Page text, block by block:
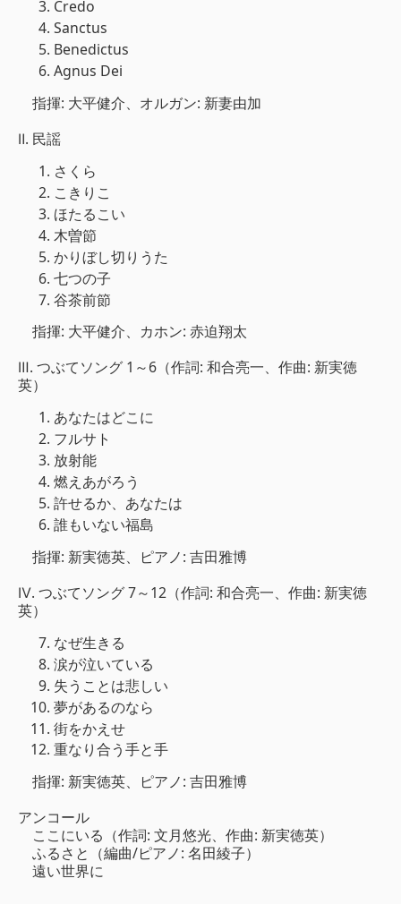
Credo
Sanctus
Benedictus
Agnus Dei
指揮: 大平健介、オルガン: 新妻由加
Ⅱ. 民謡
さくら
こきりこ
ほたるこい
木曽節
かりぼし切りうた
七つの子
谷茶前節
指揮: 大平健介、カホン: 赤迫翔太
Ⅲ. つぶてソング 1～6（作詞: 和合亮一、作曲: 新実徳
英）
あなたはどこに
フルサト
放射能
燃えあがろう
許せるか、あなたは
誰もいない福島
指揮: 新実徳英、ピアノ: 吉田雅博
Ⅳ. つぶてソング 7～12（作詞: 和合亮一、作曲: 新実徳
英）
なぜ生きる
涙が泣いている
失うことは悲しい
夢があるのなら
街をかえせ
重なり合う手と手
指揮: 新実徳英、ピアノ: 吉田雅博
アンコール
ここにいる（作詞: 文月悠光、作曲: 新実徳英）
ふるさと（編曲/ピアノ: 名田綾子）
遠い世界に